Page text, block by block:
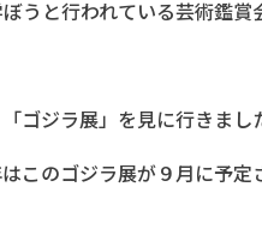
うと行われている芸術鑑賞
ゴジラ展」を見に行きまし
このゴジラ展が９月に予定